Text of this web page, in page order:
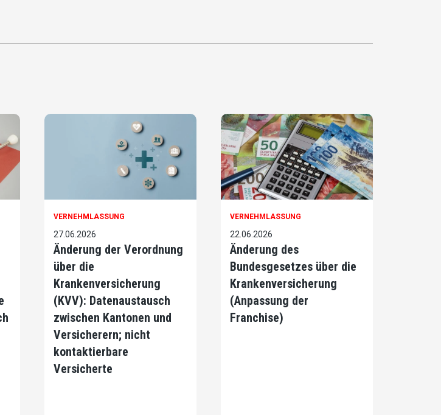
VERNEHMLASSUNG
27.06.2026
Änderung der Verordnung
über die
Krankenversicherung
(KVV): Datenaustausch
zwischen Kantonen und
Versicherern; nicht
kontaktierbare
Versicherte
VERNEHMLASSUNG
22.06.2026
Änderung des
Bundesgesetzes über die
Krankenversicherung
(Anpassung der
Franchise)